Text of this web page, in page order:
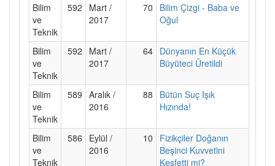
Bilim
ve
Teknik
592
Mart /
2017
70
Bilim Çizgi - Baba ve
Oğul
Bilim
ve
Teknik
592
Mart /
2017
64 Dünyanın En Küçük
Büyüteci Üretildi
Bilim
ve
Teknik
589 Aralık /
2016
88
Bütün Suç Işık
Hızında!
Bilim
ve
Teknik
586
Eylül /
2016
10
Fizikçiler Doğanın
Beşinci Kuvvetini
Keşfetti mi?